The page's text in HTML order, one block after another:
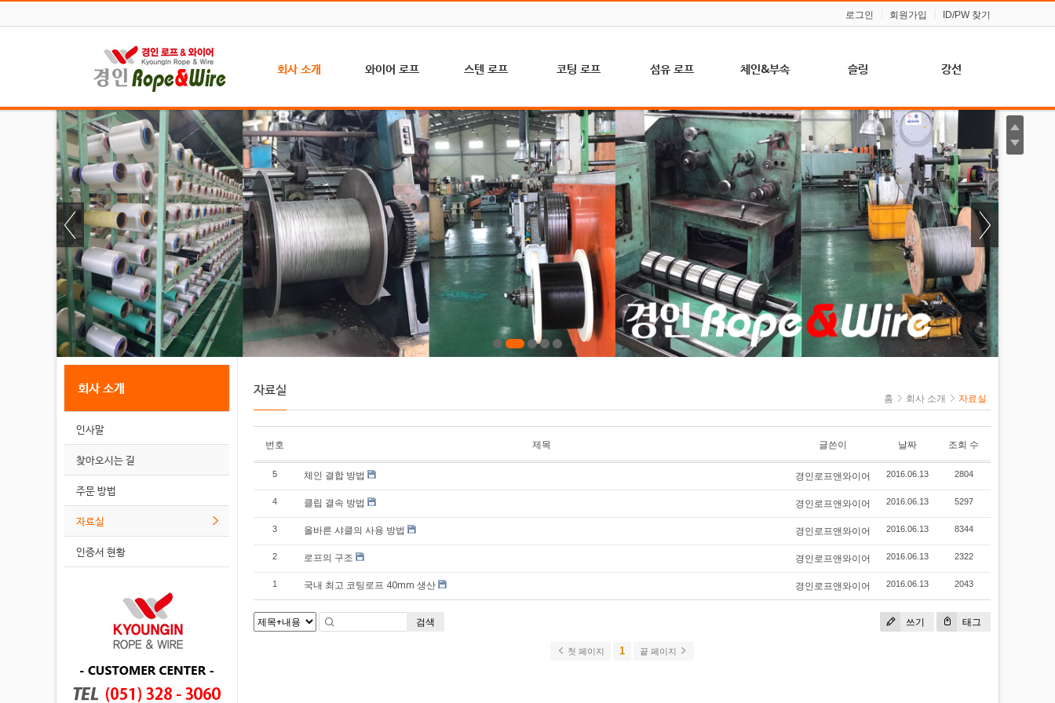
로그인 회원가입 ID/PW 찾기
회사 소개
인사말
찾아오시는 길
주문 방법
자료실
인증서 현황
와이어 로프
A/C 로프 (골프
장, 건설, 농업용)
마심 로프 (해양
수산, 수문, 슬링
용)
철심 로프 (크레
인, 호이스트용)
헤라크레스 로프
(비자전로프)
엘리베이터 로프
(승강기, 화물용)
컴팩트 로프 (내
마모성 강화용)
와이어 슬링
스텐 로프
하수처리, 축산,
수문용(7×19)
기계, 의료, 인테
리어용(7×7)
기계, 의료, 인테
리어용(1×7)
일반기계, 수문
공사용
(6×24+7FC)
스텐 마심로프
(6×37+FC)
스텐 철심로프
(6×37+IWRC)
코팅 로프
P.V.C 코팅 (일
반, 농업용)
P.E 코팅 (일반,
농업용)
P.A 코팅 (예인
선)
섬유 로프
고강도 특수로프
(K-MAX)
아라미드 로프
(난연로프)
자일/요트/외벽
타기
브레이드로프(요
트/인테리어)
등산/산책로/조
경용(PP)
하이만/하이텍/
해양수산(PP)
마닐라로프(국
산)
마로프(수입 사
수산/일반용 로
프 (PE)
양/수산용)
멀티 )
체인&부속
체인 슬링
샤클
훅크
턴버클
클립
블록(도르래)
소켓
슈벨
링
심블
비나&퀵링크
아이볼트&너트
레버블록/체인
블록
케이블그립(스타
슬리브/압착기
슬링
벨트 슬링
울티마 라운드
와이어 슬링
체인 슬링
강선
경강선 (스프링,
압연용)
아연 도금 강선
(농업, 일반용)
회사 소개
인사말
찾아오시는 길
주문 방법
자료실
인증서 현황
자료실
홈 회사 소개 자료실
번호 제목 글쓴이 날짜 조회 수
5 체인 결합 방법 경인로프앤와이어 2016.06.13 2804
4 클립 결속 방법 경인로프앤와이어 2016.06.13 5297
3 올바른 샤클의 사용 방법 경인로프앤와이어 2016.06.13 8344
2 로프의 구조 경인로프앤와이어 2016.06.13 2322
1 국내 최고 코팅로프 40mm 생산 경인로프앤와이어 2016.06.13 2043
쓰기 태그
검색
첫 페이지 1 끝 페이지